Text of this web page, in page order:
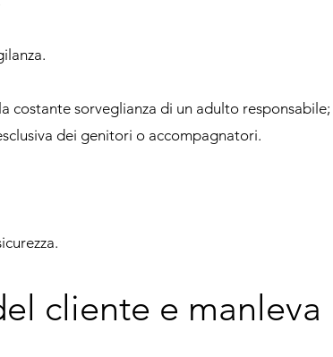
costante sorveglianza di un adulto responsabile;
dei genitori o accompagnatori.
cliente e manleva